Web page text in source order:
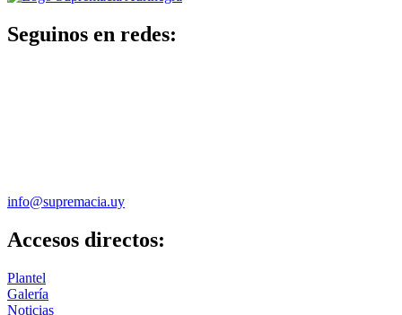
Seguinos en redes:
info@supremacia.uy
Accesos directos:
Plantel
Galería
Noticias